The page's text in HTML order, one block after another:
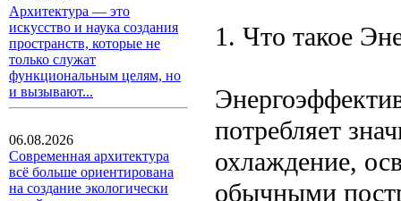
Архитектура — это
искусство и наука создания
пространств, которые не
только служат
функциональным целям, но
и вызывают...
06.08.2026
Современная архитектура
всё больше ориентирована
на создание экологически
1. Что такое
потребляет
охлаждение,
обычными